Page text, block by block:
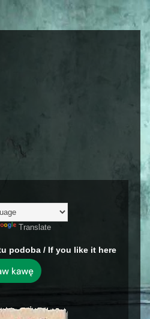
Translate
podoba / If you like it here